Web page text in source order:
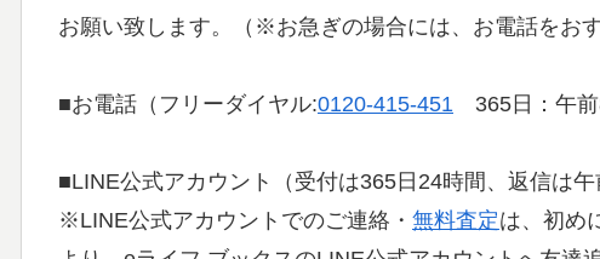
お願い致します。（※お急ぎの場合には、お電話をお
■お電話（フリーダイヤル:0120-415-451 365日：午前
■LINE公式アカウント（受付は365日24時間、返信は午
※LINE公式アカウントでのご連絡・ 無料査定は、初め